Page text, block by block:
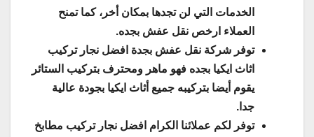
الخدمات التي لن تجدها بمكان أخر، كما تمنح
العملاء ارخص نقل عفش بجده.
توفر شركة نقل عفش بجدة افضل نجار تركيب
اثاث ايكيا بجده فهو ماهر ومحترف بتركيب الستائر
يقوم أيضا بتركيبه جميع أثاث ايكيا بجودة عالية
جدا.
توفر لكم عملائنا الكرام افضل نجار تركيب مطابخ